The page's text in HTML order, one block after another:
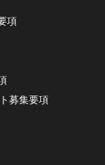
項
募集要項